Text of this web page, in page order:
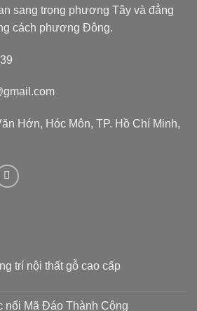
sang trọng phương Tây và đẳng
cách phương Đông.
Hớn, Hóc Môn, TP. Hồ Chí Minh,
trí nội thất gỗ cao cấp
nổi Mã Đáo Thành Công